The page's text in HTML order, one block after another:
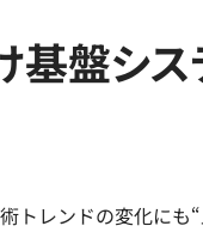
盤シス
レンドの変化にも“